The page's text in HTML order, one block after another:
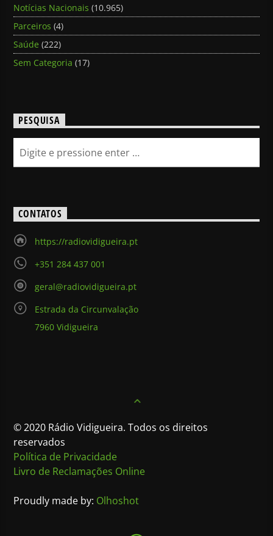
Notícias Nacionais (10.965)
Parceiros (4)
Saúde (222)
Sem Categoria (17)
PESQUISA
CONTATOS
https://radiovidigueira.pt
+351 284 437 001
geral@radiovidigueira.pt
Estrada da Circunvalação
7960 Vidigueira
© 2020 Rádio Vidigueira. Todos os direitos
reservados
Política de Privacidade
Livro de Reclamações Online
Proudly made by: Olhoshot